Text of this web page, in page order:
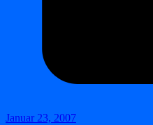
Januar 23, 2007